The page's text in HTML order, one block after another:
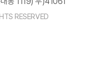
RESERVED